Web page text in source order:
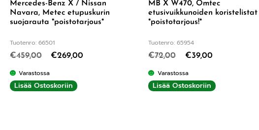
Mercedes-Benz X / Nissan
Navara, Metec etupuskurin
suojarauta *poistotarjous*
Tuotenro: 66501
€459,00 €269,00
Varastossa
Lisää Ostoskoriin
MB X W470, Omtec
etusivuikkunoiden koristelistat
*poistotarjous!*
Tuotenro: 65954
€72,00 €39,00
Varastossa
Lisää Ostoskoriin